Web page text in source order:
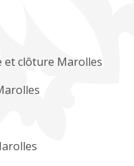
et clôture Marolles